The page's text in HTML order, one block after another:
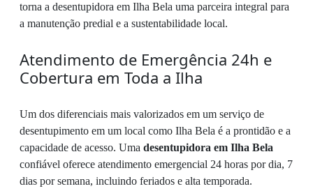
torna a desentupidora em Ilha Bela uma parceira integral para
a manutenção predial e a sustentabilidade local.
Atendimento de Emergência 24h e
Cobertura em Toda a Ilha
Um dos diferenciais mais valorizados em um serviço de
desentupimento em um local como Ilha Bela é a prontidão e a
capacidade de acesso. Uma desentupidora em Ilha Bela
confiável oferece atendimento emergencial 24 horas por dia, 7
dias por semana, incluindo feriados e alta temporada.